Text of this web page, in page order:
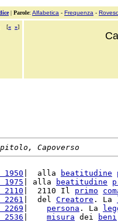
| Parole: Alfabetica - Frequenza -
[« »]
Capoverso
1950
|  alla beatitudine
1975
| alla beatitudine
2110
|  2110 Il primo
2261
|  del Creatore . La
2269
persona . La
2536
misura dei beni